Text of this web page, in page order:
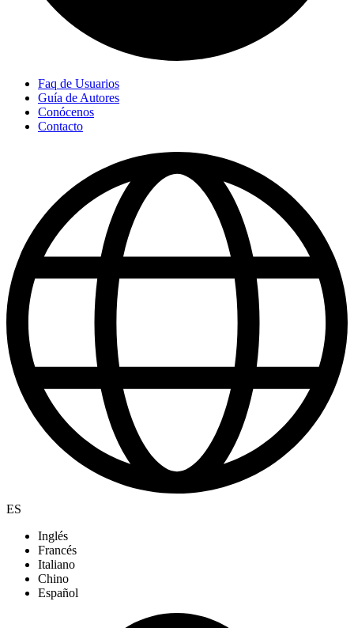
Faq de Usuarios
Guía de Autores
Conócenos
Contacto
ES
Inglés
Francés
Italiano
Chino
Español